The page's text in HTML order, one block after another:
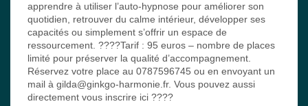
apprendre à utiliser l’auto-hypnose pour améliorer son
quotidien, retrouver du calme intérieur, développer ses
capacités ou simplement s’offrir un espace de
ressourcement. ????Tarif : 95 euros – nombre de places
limité pour préserver la qualité d’accompagnement.
Réservez votre place au 0787596745 ou en envoyant un
mail à gilda@ginkgo-harmonie.fr. Vous pouvez aussi
directement vous inscrire ici ????